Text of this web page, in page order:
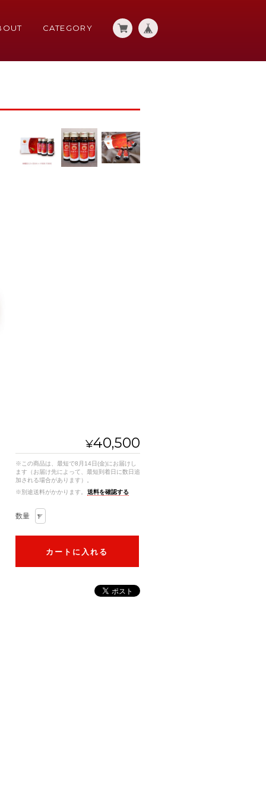
CATEGORY
¥40,500
※この商品は、最短で8月14日(金)にお届けし
ます（お届け先によって、最短到着日に数日追
加される場合があります）。
※別途送料がかかります。 送料を確認する
数量